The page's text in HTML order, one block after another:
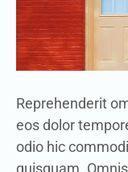
Reprehenderit
eos dolor
odio hic
quisquam.